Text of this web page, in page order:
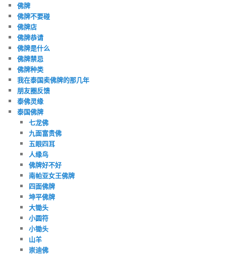
佛牌
佛牌不要碰
佛牌店
佛牌恭请
佛牌是什么
佛牌禁忌
佛牌种类
我在泰国卖佛牌的那几年
朋友圈反馈
泰佛灵缘
泰国佛牌
七龙佛
九面富贵佛
五眼四耳
人缘鸟
佛牌好不好
南帕亚女王佛牌
四面佛牌
坤平佛牌
大锄头
小圆符
小锄头
山羊
崇迪佛